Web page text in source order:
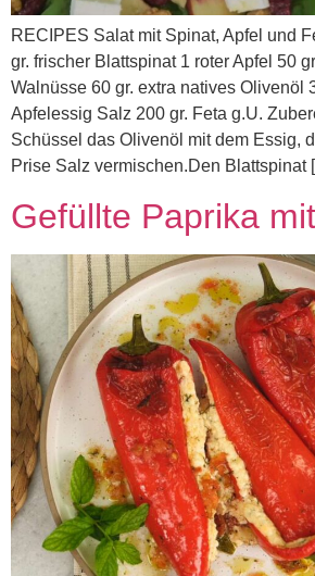
RECIPES Salat mit Spinat, Apfel und
gr. frischer Blattspinat 1 roter Apfel 50
Walnüsse 60 gr. extra natives Olivenöl
Apfelessig Salz 200 gr. Feta g.U.
Schüssel das Olivenöl mit dem Essig,
Prise Salz vermischen.Den Blattspinat
Gefüllte Paprika